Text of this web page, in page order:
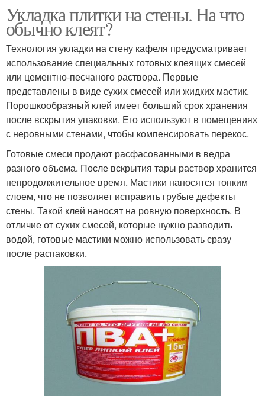
Укладка плитки на стены. На что
обычно клеят?
Технология укладки на стену кафеля предусматривает
использование специальных готовых клеящих смесей
или цементно-песчаного раствора. Первые
представлены в виде сухих смесей или жидких мастик.
Порошкообразный клей имеет больший срок хранения
после вскрытия упаковки. Его используют в помещениях
с неровными стенами, чтобы компенсировать перекос.
Готовые смеси продают расфасованными в ведра
разного объема. После вскрытия тары раствор хранится
непродолжительное время. Мастики наносятся тонким
слоем, что не позволяет исправить грубые дефекты
стены. Такой клей наносят на ровную поверхность. В
отличие от сухих смесей, которые нужно разводить
водой, готовые мастики можно использовать сразу
после распаковки.